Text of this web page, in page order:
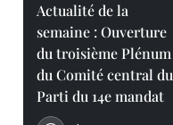
Actualité de la
semaine : Ouverture
du troisième Plénum
du Comité central du
Parti du 14e mandat